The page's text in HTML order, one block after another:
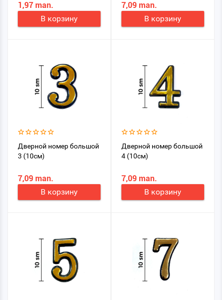
1,97 man.
В корзину
7,09 man.
В корзину
Дверной номер большой
3 (10см)
7,09 man.
В корзину
Дверной номер большой
4 (10см)
7,09 man.
В корзину